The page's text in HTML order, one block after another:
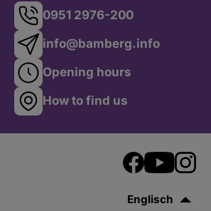
0951 2976-200
info@bamberg.info
Opening hours
How to find us
Englisch